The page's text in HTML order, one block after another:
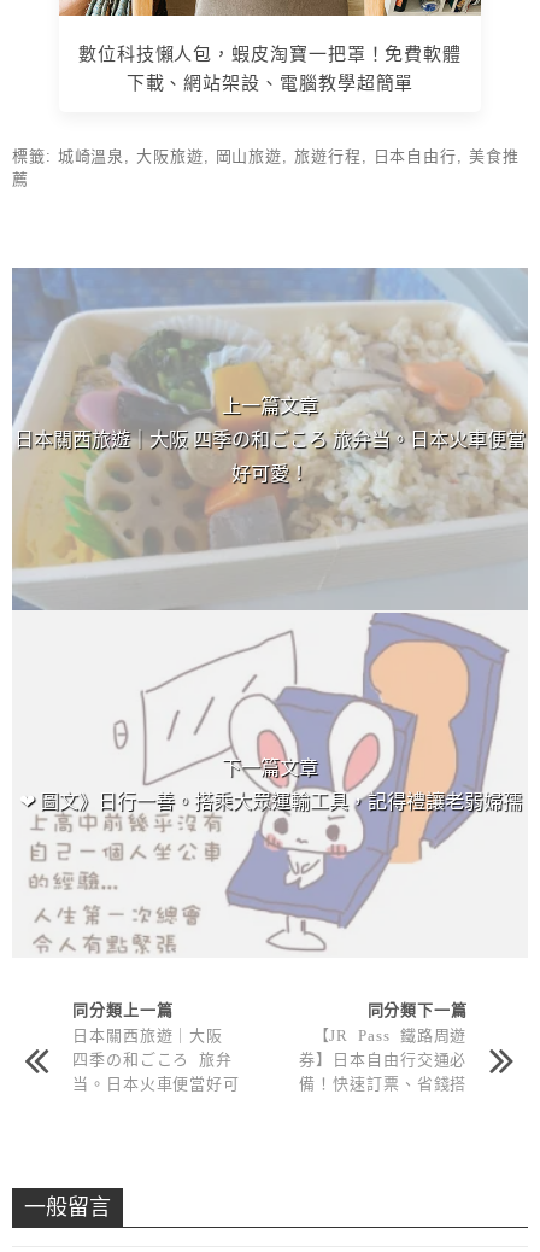
數位科技懶人包，蝦皮淘寶一把罩！免費軟體
下載、網站架設、電腦教學超簡單
標籤: 城崎溫泉 ,大阪旅遊 岡山旅遊 ,旅遊行程 日本自由行
美食推
薦
上 / 下一篇文章
上一篇文章
日本關西旅遊｜大阪 四季の和ごころ 旅弁当。日本火車便當
好可愛！
下一篇文章
❤ 圖文》日行一善。搭乘大眾運輸工具，記得禮讓老弱婦孺
同分類上一篇
日本關西旅遊｜大阪
四季の和ごころ 旅弁
当。日本火車便當好可
同分類下一篇
【JR Pass 鐵路周遊
券】日本自由行交通必
備！快速訂票、省錢搭
一般留言